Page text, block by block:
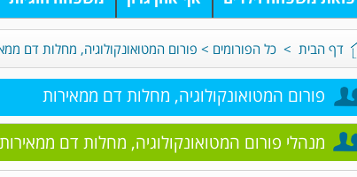
דף הבית > כל הפורומים > פורום המטואונקולוגיה, מחלות דם
פורום המטואונקולוגיה, מחלות דם ממאירות
מנהלי פורום המטואונקולוגיה, מחלות דם ממאירות